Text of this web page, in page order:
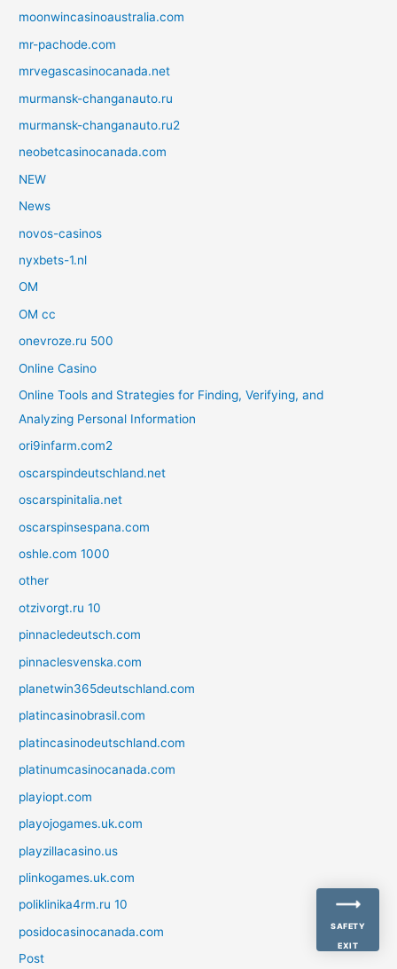
moonwincasinoaustralia.com
mr-pachode.com
mrvegascasinocanada.net
murmansk-changanauto.ru
murmansk-changanauto.ru2
neobetcasinocanada.com
NEW
News
novos-casinos
nyxbets-1.nl
OM
OM cc
onevroze.ru 500
Online Casino
Online Tools and Strategies for Finding, Verifying, and
Analyzing Personal Information
ori9infarm.com2
oscarspindeutschland.net
oscarspinitalia.net
oscarspinsespana.com
oshle.com 1000
other
otzivorgt.ru 10
pinnacledeutsch.com
pinnaclesvenska.com
planetwin365deutschland.com
platincasinobrasil.com
platincasinodeutschland.com
platinumcasinocanada.com
playiopt.com
playojogames.uk.com
playzillacasino.us
plinkogames.uk.com
poliklinika4rm.ru 10
posidocasinocanada.com
Post
SAFETY
EXIT